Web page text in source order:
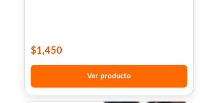
$1,450
Ver producto